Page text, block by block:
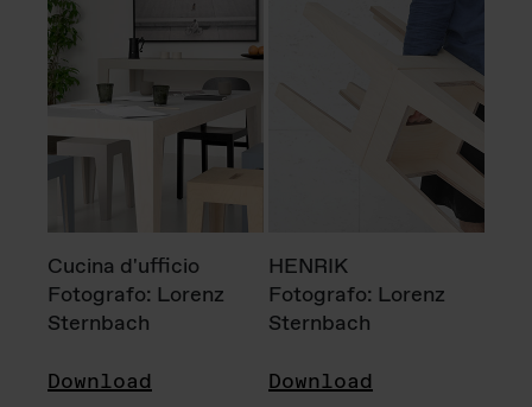
Cucina d'ufficio
Fotografo: Lorenz
Sternbach
Download
HENRIK
Fotografo: Lorenz
Sternbach
Download